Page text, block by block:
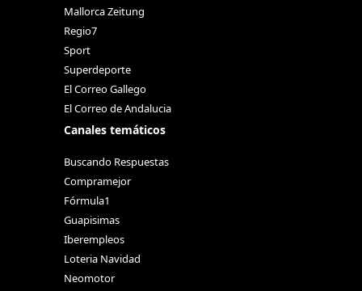
Mallorca Zeitung
Regio7
Sport
Superdeporte
El Correo Gallego
El Correo de Andalucia
Canales temáticos
Buscando Respuestas
Compramejor
Fórmula1
Guapisimas
Iberempleos
Loteria Navidad
Neomotor